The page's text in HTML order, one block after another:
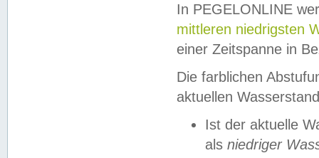
In PEGELONLINE
mittleren niedrigsten
einer Zeitspanne in
Die farblichen
aktuellen
Ist der aktuelle
als niedriger